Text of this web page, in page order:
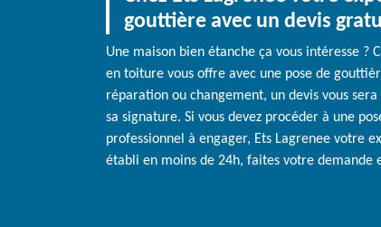
gouttière avec un devis
Une maison bien étanche ça vous intéresse ?
en toiture vous offre avec une pose de
réparation ou changement, un devis vous
sa signature. Si vous devez procéder à une
professionnel à engager, Ets Lagrenee votre
établi en moins de 24h, faites votre